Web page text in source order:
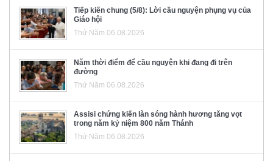
Tiếp kiến chung (5/8): Lời cầu nguyện phụng vụ của
Giáo hội
Thứ Năm 06.08.2026
Năm thời điểm để cầu nguyện khi đang đi trên
đường
Thứ Năm 06.08.2026
Assisi chứng kiến làn sóng hành hương tăng vọt
trong năm kỷ niệm 800 năm Thánh
Thứ Năm 06.08.2026